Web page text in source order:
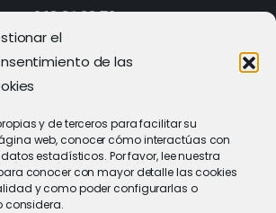
el
de las
y de terceros para facilitar su
web, conocer cómo interactúas con
estadísticos. Por favor, lee nuestra
conocer con mayor detalle las cookies
y como poder configurarlas o
considera.
968 21 23 70